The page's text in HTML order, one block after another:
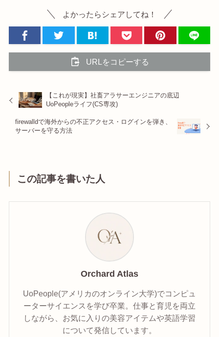
よかったらシェアしてね！
URLをコピーする
【これが現実】社畜アラサーエンジニアの底辺
UoPeopleライフ(CS専攻)
firewalldで海外からの不正アクセス・ログインを弾き、
サーバーを守る方法
この記事を書いた人
Orchard Atlas
UoPeople(アメリカのオンライン大学)でコンピュ
ーターサイエンスを学び卒業。仕事と育児を両立
しながら、お気に入りの美容アイテムや英語学習
について発信しています。